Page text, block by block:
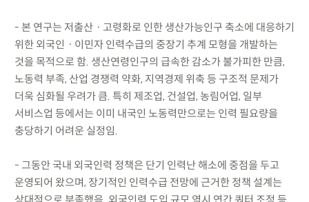
- 본 연구는 저출산ㆍ고령화로 인한 생산가능인구 축소에 대응하기
위한 외국인ㆍ이민자 인력수급의 중장기 추계 모형을 개발하는
것을 목적으로 함. 생산연령인구의 급속한 감소가 불가피한 만큼,
노동력 부족, 산업 경쟁력 약화, 지역경제 위축 등 구조적 문제가
더욱 심화될 우려가 큼. 특히 제조업, 건설업, 농림어업, 일부
서비스업 등에서는 이미 내국인 노동력만으로는 인력 필요량을
충당하기 어려운 실정임.
- 그동안 국내 외국인력 정책은 단기 인력난 해소에 중점을 두고
운영되어 왔으며, 장기적인 인력수급 전망에 근거한 정책 설계는
상대적으로 부족했음. 외국인력 도입 규모 역시 연간 쿼터 조정 등